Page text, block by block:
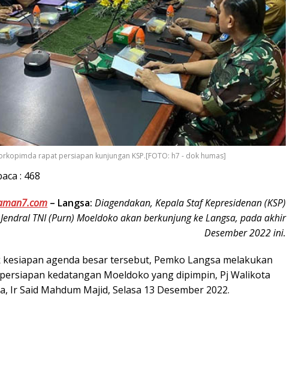
rapat persiapan kunjungan KSP.[FOTO: h7 - dok humas]
: 468
– Langsa: Diagendakan, Kepala Staf Kepresidenan (KSP)
Jendral TNI (Purn) Moeldoko akan berkunjung ke Langsa, pada akhir
Desember 2022 ini.
agenda besar tersebut, Pemko Langsa melakukan
kedatangan Moeldoko yang dipimpin, Pj Walikota
Ir Said Mahdum Majid, Selasa 13 Desember 2022.